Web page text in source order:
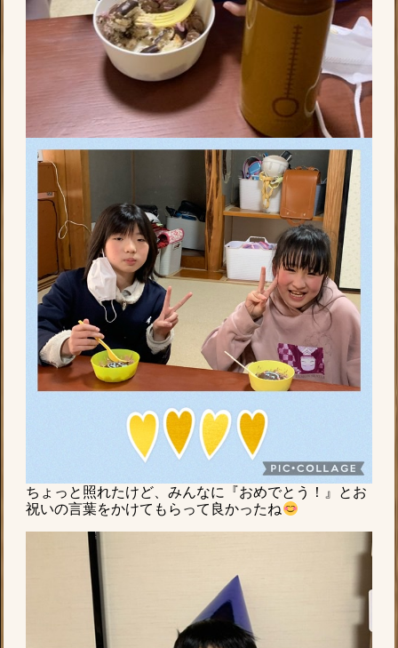
ちょっと照れたけど、みんなに『おめでとう！』とお
祝いの言葉をかけてもらって良かったね